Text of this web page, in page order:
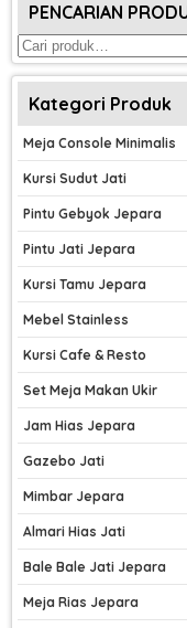
PENCARIAN
Pencarian
untuk:
Kategori Produk
Meja Console Minimalis
Kursi Sudut Jati
Pintu Gebyok Jepara
Pintu Jati Jepara
Kursi Tamu Jepara
Mebel Stainless
Kursi Cafe & Resto
Set Meja Makan Ukir
Jam Hias Jepara
Gazebo Jati
Mimbar Jepara
Almari Hias Jati
Bale Bale Jati Jepara
Meja Rias Jepara